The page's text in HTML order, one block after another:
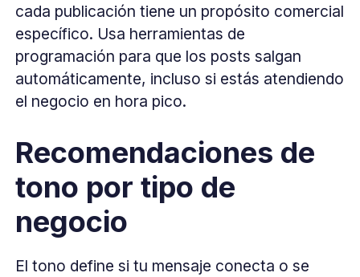
cada publicación tiene un propósito comercial
específico. Usa herramientas de
programación para que los posts salgan
automáticamente, incluso si estás atendiendo
el negocio en hora pico.
Recomendaciones de
tono por tipo de
negocio
El tono define si tu mensaje conecta o se